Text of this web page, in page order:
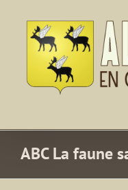
contenu
ABC La faune